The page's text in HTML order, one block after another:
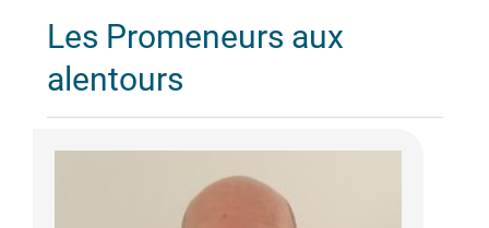
Les Promeneurs aux
alentours